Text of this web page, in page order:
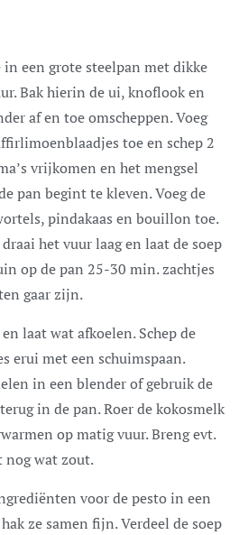
een grote steelpan met dikke
Bak hierin de ui, knoflook en
af en toe omscheppen. Voeg
toe en schep 2
vrijkomen en het mengsel
pan begint te kleven. Voeg de
pindakaas en bouillon toe.
het vuur laag en laat de soep
op de pan 25-30 min. zachtjes
gaar zijn.
laat wat afkoelen. Schep de
erui met een schuimspaan.
in een blender of gebruik de
in de pan. Roer de kokosmelk
op matig vuur. Breng evt.
nog wat zout.
voor de pesto in een
ze samen fijn. Verdeel de soep